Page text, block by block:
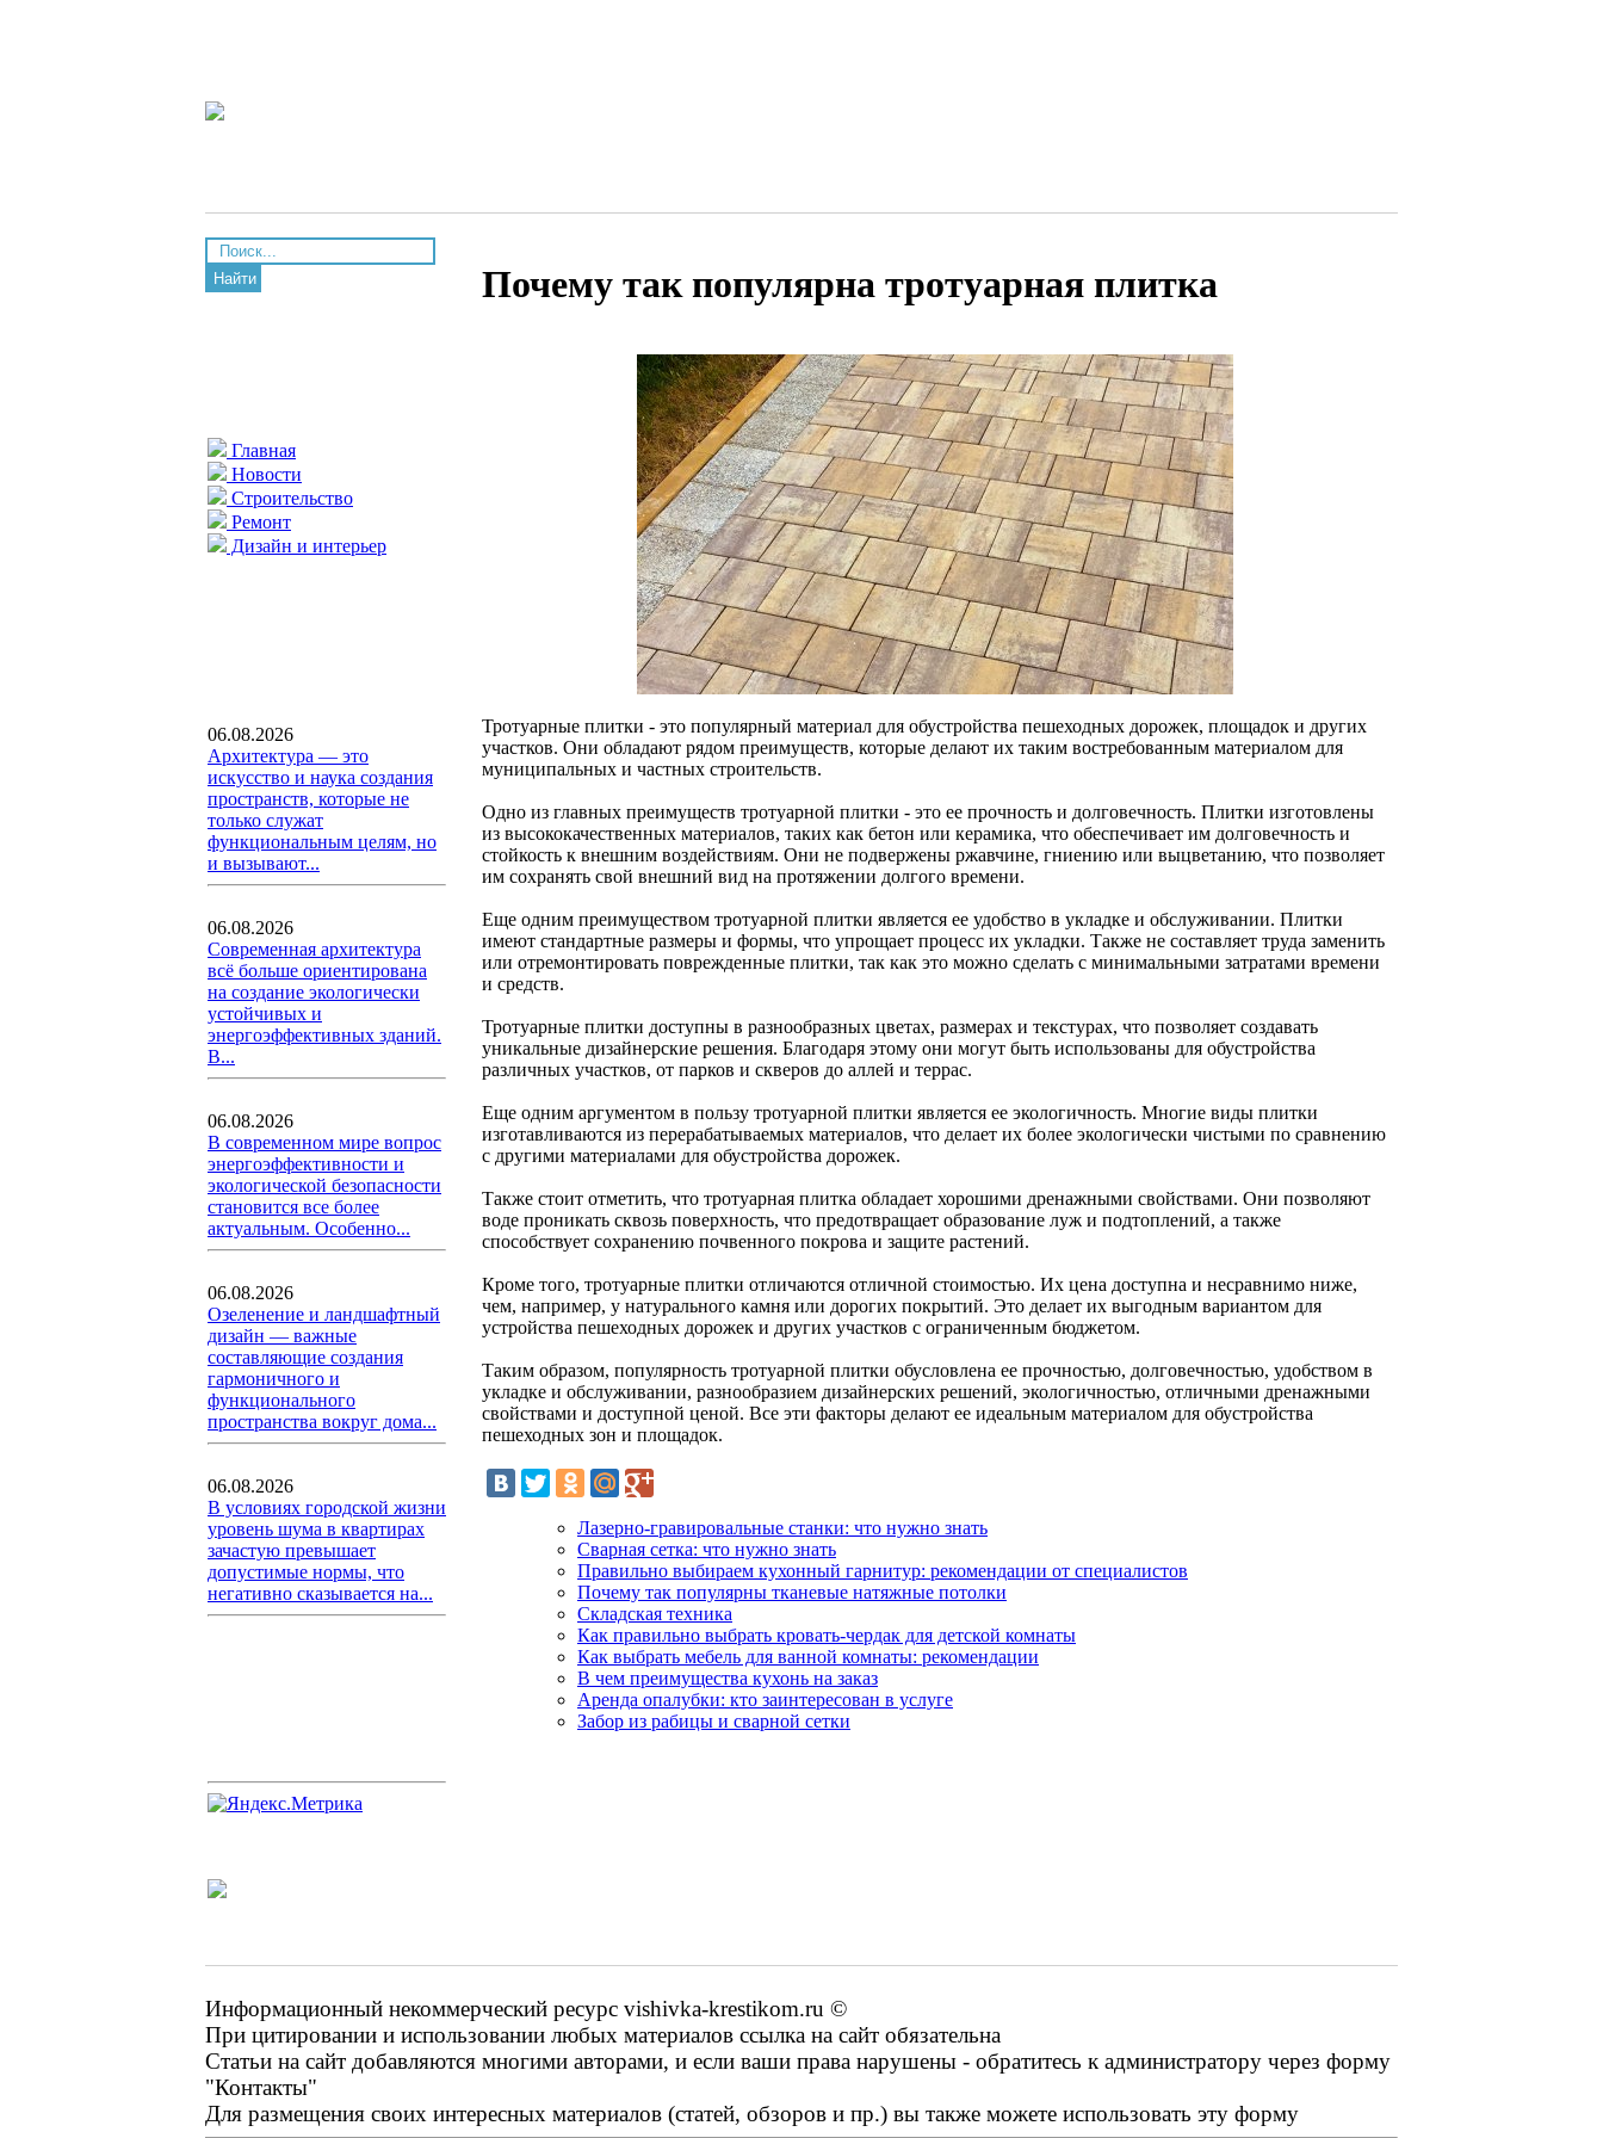
Найти
Главная
Новости
Строительство
Ремонт
Дизайн и интерьер
06.08.2026
Архитектура — это
искусство и наука создания
пространств, которые не
только служат
функциональным целям, но
и вызывают...
06.08.2026
Современная архитектура
всё больше ориентирована
на создание экологически
устойчивых и
энергоэффективных зданий.
В...
06.08.2026
В современном мире вопрос
энергоэффективности и
экологической безопасности
становится все более
актуальным. Особенно...
06.08.2026
Озеленение и ландшафтный
дизайн — важные
составляющие создания
гармоничного и
функционального
пространства вокруг дома...
06.08.2026
В условиях городской жизни
уровень шума в квартирах
зачастую превышает
допустимые нормы, что
негативно сказывается на...
Почему так популярна тротуарная плитка
Тротуарные плитки - это популярный материал для обустройства пешеходных дорожек, площадок и других
участков. Они обладают рядом преимуществ, которые делают их таким востребованным материалом для
муниципальных и частных строительств.
Одно из главных преимуществ тротуарной плитки - это ее прочность и долговечность. Плитки изготовлены
из высококачественных материалов, таких как бетон или керамика, что обеспечивает им долговечность и
стойкость к внешним воздействиям. Они не подвержены ржавчине, гниению или выцветанию, что позволяет
им сохранять свой внешний вид на протяжении долгого времени.
Еще одним преимуществом тротуарной плитки является ее удобство в укладке и обслуживании. Плитки
имеют стандартные размеры и формы, что упрощает процесс их укладки. Также не составляет труда заменить
или отремонтировать поврежденные плитки, так как это можно сделать с минимальными затратами времени
и средств.
Тротуарные плитки доступны в разнообразных цветах, размерах и текстурах, что позволяет создавать
уникальные дизайнерские решения. Благодаря этому они могут быть использованы для обустройства
различных участков, от парков и скверов до аллей и террас.
Еще одним аргументом в пользу тротуарной плитки является ее экологичность. Многие виды плитки
изготавливаются из перерабатываемых материалов, что делает их более экологически чистыми по сравнению
с другими материалами для обустройства дорожек.
Также стоит отметить, что тротуарная плитка обладает хорошими дренажными свойствами. Они позволяют
воде проникать сквозь поверхность, что предотвращает образование луж и подтоплений, а также
способствует сохранению почвенного покрова и защите растений.
Кроме того, тротуарные плитки отличаются отличной стоимостью. Их цена доступна и несравнимо ниже,
чем, например, у натурального камня или дорогих покрытий. Это делает их выгодным вариантом для
устройства пешеходных дорожек и других участков с ограниченным бюджетом.
Таким образом, популярность тротуарной плитки обусловлена ее прочностью, долговечностью, удобством в
укладке и обслуживании, разнообразием дизайнерских решений, экологичностью, отличными дренажными
свойствами и доступной ценой. Все эти факторы делают ее идеальным материалом для обустройства
пешеходных зон и площадок.
Лазерно-гравировальные станки: что нужно знать
Сварная сетка: что нужно знать
Правильно выбираем кухонный гарнитур: рекомендации от специалистов
Почему так популярны тканевые натяжные потолки
Складская техника
Как правильно выбрать кровать-чердак для детской комнаты
Как выбрать мебель для ванной комнаты: рекомендации
В чем преимущества кухонь на заказ
Аренда опалубки: кто заинтересован в услуге
Забор из рабицы и сварной сетки
Информационный некоммерческий ресурс vishivka-krestikom.ru ©
При цитировании и использовании любых материалов ссылка на сайт обязательна
Статьи на сайт добавляются многими авторами, и если ваши права нарушены - обратитесь к администратору через форму
"Контакты"
Для размещения своих интересных материалов (статей, обзоров и пр.) вы также можете использовать эту форму